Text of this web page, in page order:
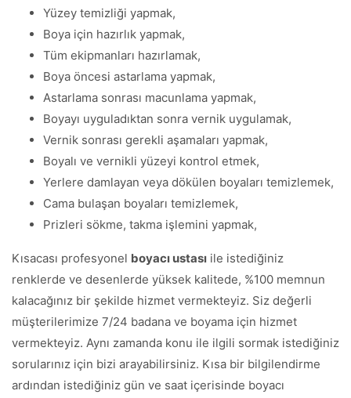
Yüzey temizliği yapmak,
Boya için hazırlık yapmak,
Tüm ekipmanları hazırlamak,
Boya öncesi astarlama yapmak,
Astarlama sonrası macunlama yapmak,
Boyayı uyguladıktan sonra vernik uygulamak,
Vernik sonrası gerekli aşamaları yapmak,
Boyalı ve vernikli yüzeyi kontrol etmek,
Yerlere damlayan veya dökülen boyaları temizlemek,
Cama bulaşan boyaları temizlemek,
Prizleri sökme, takma işlemini yapmak,
Kısacası profesyonel boyacı ustası ile istediğiniz
renklerde ve desenlerde yüksek kalitede, %100 memnun
kalacağınız bir şekilde hizmet vermekteyiz. Siz değerli
müşterilerimize 7/24 badana ve boyama için hizmet
vermekteyiz. Aynı zamanda konu ile ilgili sormak istediğiniz
sorularınız için bizi arayabilirsiniz. Kısa bir bilgilendirme
ardından istediğiniz gün ve saat içerisinde boyacı